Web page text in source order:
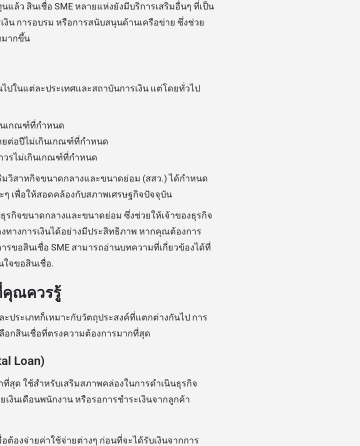
แล้ว สินเชื่อ SME หลายแห่งยังมีบริการเสริมอื่นๆ ที่เป็น
งิน การอบรม หรือการสนับสนุนด้านเครือข่าย ซึ่งช่วย
มากขึ้น
ในแต่ละประเทศและสถาบันการเงิน แต่โดยทั่วไป
เกณฑ์ที่กำหนด
ยต่อปีไม่เกินเกณฑ์ที่กำหนด
รไม่เกินเกณฑ์ที่กำหนด
มวิสาหกิจขนาดกลางและขนาดย่อม (สสว.) ได้กำหนด
ๆ เพื่อให้สอดคล้องกับสภาพเศรษฐกิจปัจจุบัน
รกิจขนาดกลางและขนาดย่อม ซึ่งช่วยให้เจ้าของธุรกิจ
างการเงินได้อย่างมีประสิทธิภาพ หากคุณต้องการ
รขอสินเชื่อ SME สามารถอ่านบทความที่เกี่ยวข้องได้ที่
จขอสินเชื่อ.
คุณควรรู้
ประเภทก็เหมาะกับวัตถุประสงค์ที่แตกต่างกันไป การ
อกสินเชื่อที่ตรงความต้องการมากที่สุด
Loan)
สุด ใช้สำหรับเสริมสภาพคล่องในการดำเนินธุรกิจ
งินเดือนพนักงาน หรือรอการชำระเงินจากลูกค้า
ต้องจ่ายค่าใช้จ่ายต่างๆ ก่อนที่จะได้รับเงินจากการ